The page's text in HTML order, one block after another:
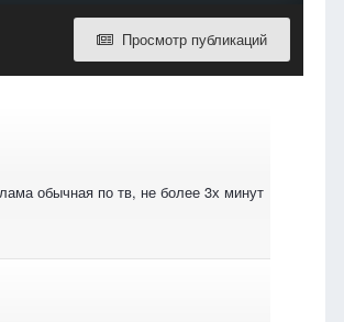
Просмотр публикаций
обычная по тв, не более 3х минут